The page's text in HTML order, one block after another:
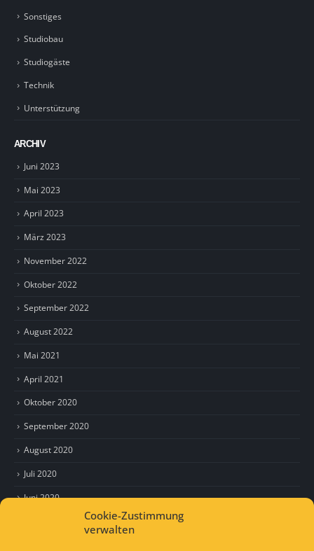
Cookie-Zustimmung
verwalten
Sonstiges
Studiobau
Studiogäste
Technik
Unterstützung
ARCHIV
Juni 2023
Mai 2023
April 2023
März 2023
November 2022
Oktober 2022
September 2022
August 2022
Mai 2021
April 2021
Oktober 2020
September 2020
August 2020
Juli 2020
Juni 2020